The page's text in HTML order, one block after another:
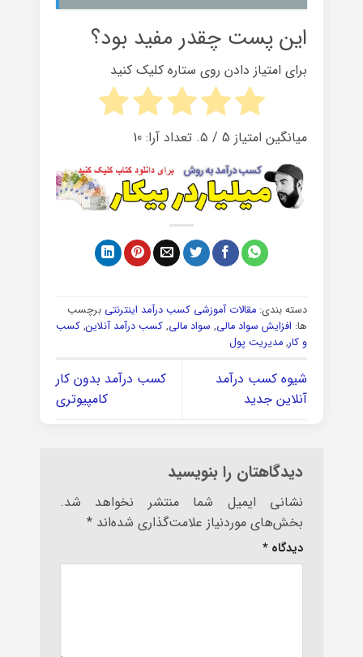
این پست چقدر مفید بود؟
برای امتیاز دادن روی ستاره کلیک کنید
میانگین امتیاز 5/ ۵. تعداد آرا: 10
دسته بندی: مقالات آموزشی کسب درآمد اینترنتی برچسب
ها: افزایش سواد مالی, سواد مالی, کسب درآمد آنلاین, کسب
و کار, مدیریت پول
شیوه کسب درآمد
آنلاین جدید
کسب درآمد بدون کار
کامپیوتری
دیدگاهتان را بنویسید
نشانی ایمیل شما منتشر نخواهد شد.
بخش‌های موردنیاز علامت‌گذاری شده‌اند *
دیدگاه *